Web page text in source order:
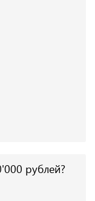
рублей?